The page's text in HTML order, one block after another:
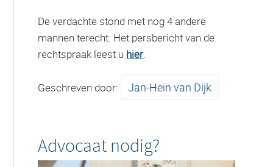
De verdachte stond met nog 4 andere
mannen terecht. Het persbericht van de
rechtspraak leest u hier.
Geschreven door: Jan-Hein van Dijk
Advocaat nodig?